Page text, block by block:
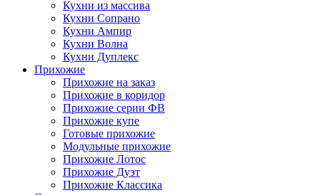
Кухни из массива
Кухни Сопрано
Кухни Ампир
Кухни Волна
Кухни Дуплекс
Прихожие
Прихожие на заказ
Прихожие в коридор
Прихожие серии ФВ
Прихожие купе
Готовые прихожие
Модульные прихожие
Прихожие Лотос
Прихожие Дуэт
Прихожие Классика